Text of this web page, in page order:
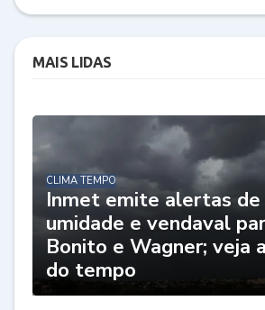
MAIS LIDAS
CLIMA TEMPO
Inmet emite alertas de
umidade e vendaval
Bonito e Wagner; veja
do tempo